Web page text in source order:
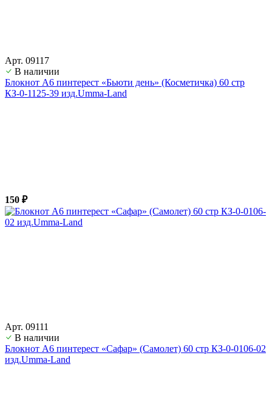
Арт. 09117
В наличии
Блокнот А6 пинтерест «Бьюти день» (Косметичка) 60 стр
КЗ-0-1125-39 изд.Umma-Land
150 ₽
Арт. 09111
В наличии
Блокнот А6 пинтерест «Сафар» (Самолет) 60 стр КЗ-0-0106-02
изд.Umma-Land